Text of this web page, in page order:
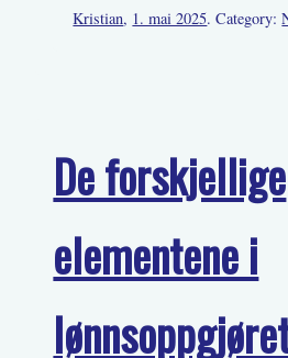
Kristian, 1. mai 2025. Category:
De forskjellige
elementene i